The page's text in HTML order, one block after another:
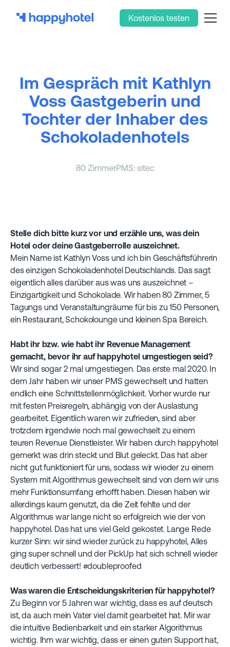
Kostenlos testen
Im Gespräch mit Kathlyn
Voss Gastgeberin und
Tochter der Inhaber des
Schokoladenhotels
80 ZimmerPMS: sitec
Stelle dich bitte kurz vor und erzähle uns, was dein
Hotel oder deine Gastgeberrolle auszeichnet.
Mein Name ist Kathlyn Voss und ich bin Geschäftsführerin
des einzigen Schokoladenhotel Deutschlands. Das sagt
eigentlich alles darüber aus was uns auszeichnet –
Einzigartigkeit und Schokolade. Wir haben 80 Zimmer, 5
Tagungs und Veranstaltungräume für bis zu 150 Personen,
ein Restaurant, Schokolounge und kleinen Spa Bereich. ‍
Habt ihr bzw. wie habt ihr Revenue Management
gemacht, bevor ihr auf happyhotel umgestiegen seid? ‍
Wir sind sogar 2 mal umgestiegen. Das erste mal 2020. In
dem Jahr haben wir unser PMS gewechselt und hatten
endlich eine Schnittstellenmöglichkeit. Vorher wurde nur
mit festen Preisregeln, abhängig von der Auslastung
gearbeitet. Eigentlich waren wir zufrieden, sind aber
trotzdem irgendwie noch mal gewechselt zu einem
teuren Revenue Dienstleister. Wir haben durch happyhotel
gemerkt was drin steckt und Blut geleckt. Das hat aber
nicht gut funktioniert für uns, sodass wir wieder zu einem
System mit Algorithmus gewechselt sind von dem wir uns
mehr Funktionsumfang erhofft haben. Diesen haben wir
allerdings kaum genutzt, da die Zeit fehlte und der
Algorithmus war lange nicht so erfolgreich wie der von
happyhotel. Das hat uns viel Geld gekostet. Lange Rede
kurzer Sinn: wir sind wieder zurück zu happyhotel, Alles
ging super schnell und der PickUp hat sich schnell wieder
deutlich verbessert! #doubleproofed
Was waren die Entscheidungskriterien für happyhotel?
Zu Beginn vor 5 Jahren war wichtig, dass es auf deutsch
ist, da auch mein Vater viel damit gearbeitet hat. Mir war
die intuitive Bedienbarkeit und ein starker Algorithmus
wichtig. Ihm war wichtig, dass er einen guten Support hat,